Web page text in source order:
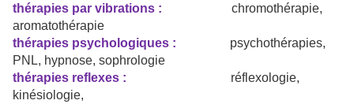
thérapies par vibrations : chromothérapie,
aromatothérapie
thérapies psychologiques : psychothérapies,
PNL, hypnose, sophrologie
thérapies reflexes : réflexologie,
kinésiologie,